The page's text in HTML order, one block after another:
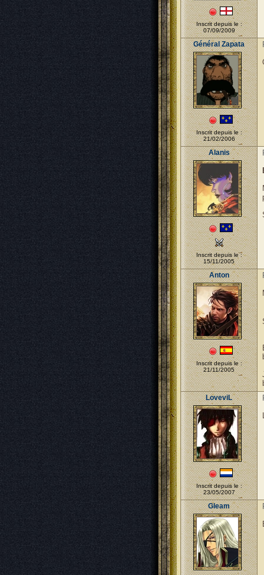
Inscrit depuis le :
07/09/2009
Général Zapata
Inscrit depuis le :
21/02/2006
Alanis
Inscrit depuis le :
15/11/2005
Anton
Inscrit depuis le :
21/11/2005
LoveviL
Inscrit depuis le :
23/05/2007
Gleam